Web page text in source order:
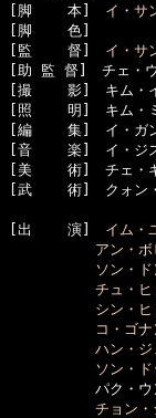
[脚    本] イ・サ
[脚    色]
[監    督] イ・サ
[助 監 督]　チェ・
[撮    影]　キム・
[照    明]　キム・
[編    集]　イ・ガ
[音    楽]　イ・ジ
[美    術]　チェ・
[武    術]　クォン・
[出    演] イム・
アン・ボ
ソン・
チュ・ヒ
シン・ヒ
コ・ゴナ
ハン・ジ
ソン・ド
パク・ウンジ
チョン・